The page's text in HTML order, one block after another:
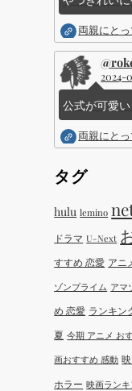
両親にと
2024-
公式が可愛
両親にと
タグ
hulu lemino
ドラマ U-Next
すすめ 恋愛 アニ
ゾンプライム アマ
め 恋愛 ランキン
夏 今期 アニメ お
画おすすめ 感動
ホラー 映画ラン